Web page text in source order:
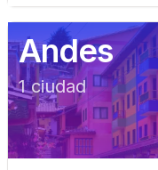
Andes
1ciudad